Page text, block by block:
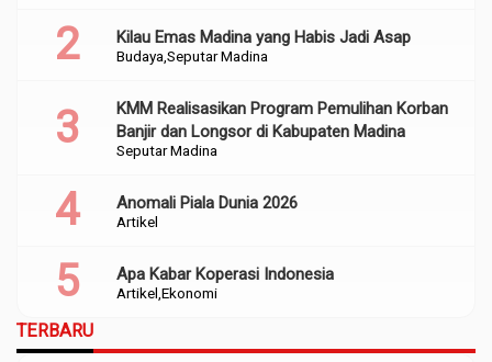
Budaya Seputar Madina
Kilau Emas Madina yang Habis Jadi Asap
Seputar Madina
KMM Realisasikan Program Pemulihan Korban
Banjir dan Longsor di Kabupaten Madina
Artikel
Anomali Piala Dunia 2026
Artikel Ekonomi
Apa Kabar Koperasi Indonesia
TERBARU